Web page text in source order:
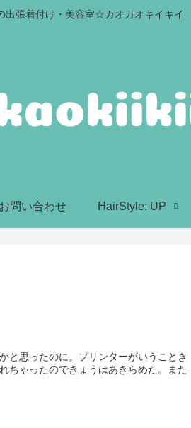
出張着付け・美容室☆カオカオキイキイ
お問い合わせ HairStyle: UP
と思ったのに。プリンターがいうことき
ちゃったのできょうはあきらめた。また